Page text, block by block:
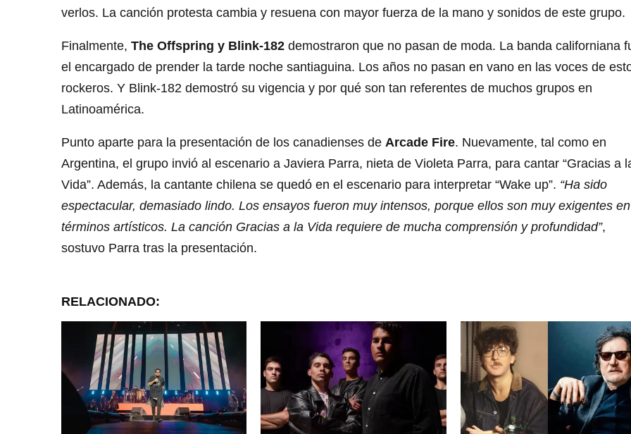
verlos. La canción protesta cambia y resuena con mayor fuerza de la mano y sonidos de este grupo.
Finalmente, The Offspring y Blink-182 demostraron que no pasan de moda. La banda californiana
el encargado de prender la tarde noche santiaguina. Los años no pasan en vano en las voces de
rockeros. Y Blink-182 demostró su vigencia y por qué son tan referentes de muchos grupos en
Latinoamérica.
Punto aparte para la presentación de los canadienses de Arcade Fire. Nuevamente, tal como en
Argentina, el grupo invió al escenario a Javiera Parra, nieta de Violeta Parra, para cantar “Gracias a
Vida”. Además, la cantante chilena se quedó en el escenario para interpretar “Wake up”. “Ha sido
espectacular, demasiado lindo. Los ensayos fueron muy intensos, porque ellos son muy exigentes en
términos artísticos. La canción Gracias a la Vida requiere de mucha comprensión y profundidad”,
sostuvo Parra tras la presentación.
RELACIONADO: